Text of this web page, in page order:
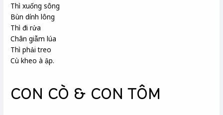
Thì xuống sông
Bùn dính lông
Thì đi rửa
Chân giẫm lúa
Thì phải treo
Cù kheo à ập.
CON CÒ & CON TÔM